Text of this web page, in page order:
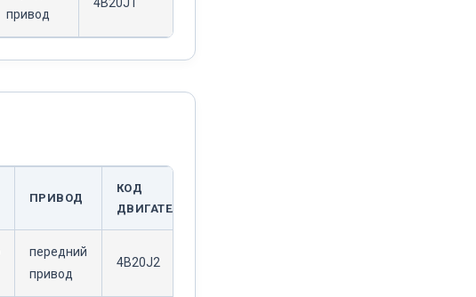
привод
ПРИВОД
КОД
ДВИГАТЕЛЯ
передний
привод
4B20J2